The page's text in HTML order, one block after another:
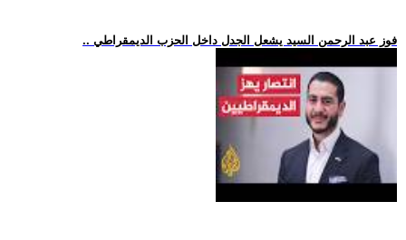
.. فوز عبد الرحمن السيد يشعل الجدل داخل الحزب الديمقراطي